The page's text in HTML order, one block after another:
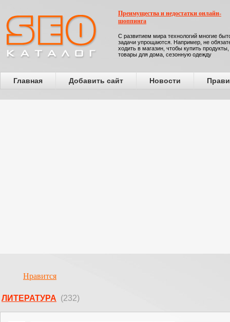
Преимущества и недостатки онлайн-
шоппинга
С развитием мира технологий многие
задачи упрощаются. Например, не
ходить в магазин, чтобы купить продукты,
товары для дома, сезонную одежду
Главная Добавить сайт Новости
Нравится
ЛИТЕРАТУРА (232)